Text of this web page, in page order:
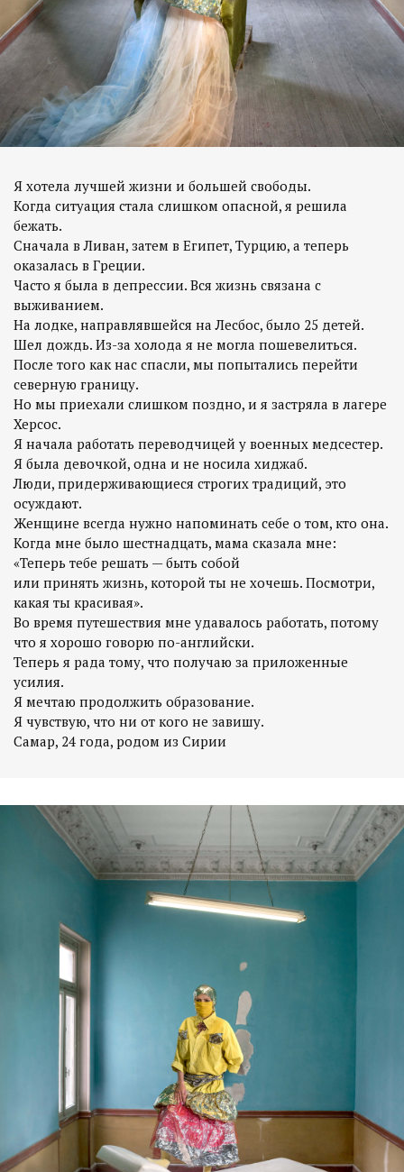
Я хотела лучшей жизни и большей свободы.
Когда ситуация стала слишком опасной, я решила
бежать.
Сначала в Ливан, затем в Египет, Турцию, а теперь
оказалась в Греции.
Часто я была в депрессии. Вся жизнь связана с
выживанием.
На лодке, направлявшейся на Лесбос, было 25 детей.
Шел дождь. Из-за холода я не могла пошевелиться.
После того как нас спасли, мы попытались перейти
северную границу.
Но мы приехали слишком поздно, и я застряла в лагере
Херсос.
Я начала работать переводчицей у военных медсестер.
Я была девочкой, одна и не носила хиджаб.
Люди, придерживающиеся строгих традиций, это
осуждают.
Женщине всегда нужно напоминать себе о том, кто она.
Когда мне было шестнадцать, мама сказала мне:
«Теперь тебе решать — быть собой
или принять жизнь, которой ты не хочешь. Посмотри,
какая ты красивая».
Во время путешествия мне удавалось работать, потому
что я хорошо говорю по-английски.
Теперь я рада тому, что получаю за приложенные
усилия.
Я мечтаю продолжить образование.
Я чувствую, что ни от кого не завишу.
Самар, 24 года, родом из Сирии